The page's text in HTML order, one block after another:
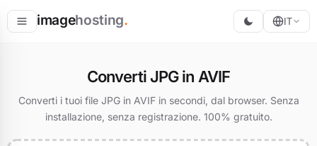
imagehosting.
Ridimensiona
IT
Converti JPG in AVIF
Converti i tuoi file JPG in AVIF in secondi, dal browser. Senza
installazione, senza registrazione. 100% gratuito.